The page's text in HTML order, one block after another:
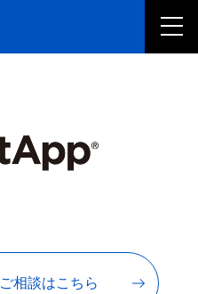
相談はこちら